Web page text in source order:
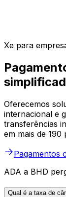
Xe para
Oferecemos
internacional e
transferências
em mais de 190
Pagamentos
ADA a BHD
Qual é a taxa de